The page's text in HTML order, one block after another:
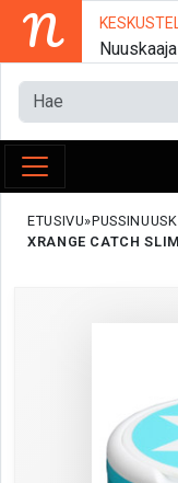
N
ETUSIVU
XRANGE CATCH